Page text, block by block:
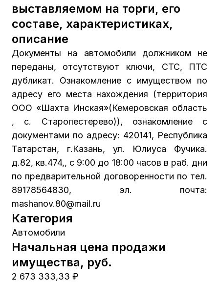
выставляемом на торги, его
составе, характеристиках,
описание
Документы на автомобили должником не
переданы, отсутствуют ключи, СТС, ПТС
дубликат. Ознакомление с имуществом по
адресу его места нахождения (территория
ООО «Шахта Инская»(Кемеровская область
, с. Старопестерево)), ознакомление с
документами по адресу: 420141, Республика
Татарстан, г.Казань, ул. Юлиуса Фучика.
д.82, кв.474,, с 9:00 до 18:00 часов в раб. дни
по предварительной договоренности по тел.
89178564830, эл. почта:
mashanov.80@mail.ru
Категория
Автомобили
Начальная цена продажи
имущества, руб.
2 673 333,33 ₽